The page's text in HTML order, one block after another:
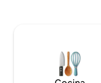
especiales. 3
Sony de 75". Fácil
Berawa y Echo